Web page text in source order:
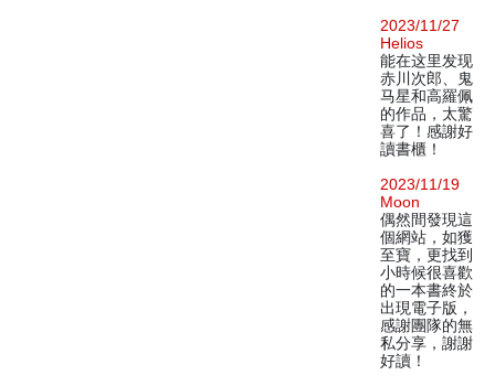
2023/11/27
Helios
能在这里发现
赤川次郎、鬼
马星和高羅佩
的作品，太驚
喜了！感謝好
讀書櫃！
2023/11/19
Moon
偶然間發現這
個網站，如獲
至寶，更找到
小時候很喜歡
的一本書終於
出現電子版，
感謝團隊的無
私分享，謝謝
好讀！